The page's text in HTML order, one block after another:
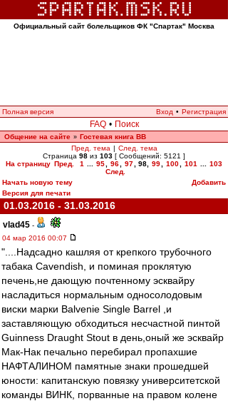
Официальный сайт болельщиков ФК "Спартак" Москва
Полная версия Вход • Регистрация
FAQ • Поиск
Общение на сайте » Гостевая книга ВВ
Пред. тема | След. тема
Страница 98 из 103 [ Сообщений: 5121 ]
На страницу Пред. 1 95 96 97 98 99 100 101
103
След.
Начать новую тему
Добавить
Версия для печати
01.03.2016 - 31.03.2016
vlad45 -
04 мар 2016 00:07
"....Надсадно кашляя от крепкого трубочного
табака Cavendish, и поминая проклятую
печень,не дающую почтенному эсквайру
насладиться нормальным односолодовым
виски марки Balvenie Single Barrel ,и
заставляющую обходиться несчастной пинтой
Guinness Draught Stout в день,оный же эсквайр
Мак-Нак печально перебирал пропахшие
НАФТАЛИНОМ памятные знаки прошедшей
юности: капитанскую повязку университетской
команды ВИНК, порванные на правом колене